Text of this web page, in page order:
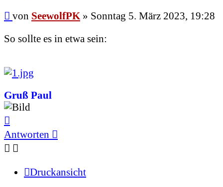
Beitrag
von SeewolfPK » Sonntag 5. März 2023, 19:28
So sollte es in etwa sein:
Gruß Paul
oben
Antworten
Druckansicht